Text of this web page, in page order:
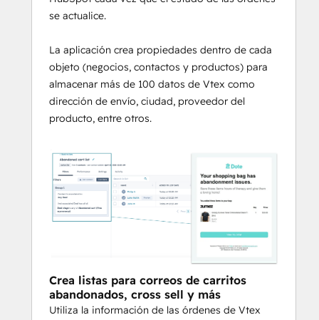
se actualice.
La aplicación crea propiedades dentro de cada
objeto (negocios, contactos y productos) para
almacenar más de 100 datos de Vtex como
dirección de envío, ciudad, proveedor del
producto, entre otros.
Crea listas para correos de carritos
abandonados, cross sell y más
Utiliza la información de las órdenes de Vtex